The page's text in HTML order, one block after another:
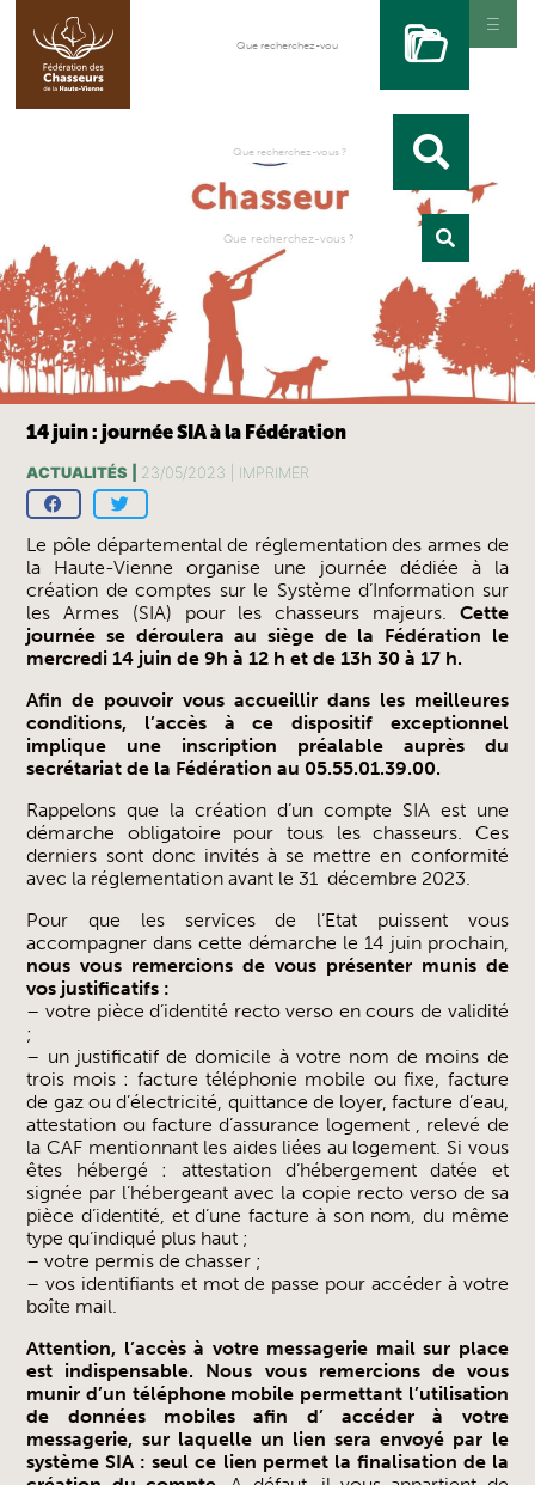
14 juin : journée SIA à la Fédération
ACTUALITÉS | 23/05/2023 | IMPRIMER
Le pôle départemental de réglementation des armes de
la Haute-Vienne organise une journée dédiée à la
création de comptes sur le Système d’Information sur
les Armes (SIA) pour les chasseurs majeurs. Cette
journée se déroulera au siège de la Fédération le
mercredi 14 juin de 9h à 12 h et de 13h 30 à 17 h.
Afin de pouvoir vous accueillir dans les meilleures
conditions, l’accès à ce dispositif exceptionnel
implique une inscription préalable auprès du
secrétariat de la Fédération au 05.55.01.39.00.
Rappelons que la création d’un compte SIA est une
démarche obligatoire pour tous les chasseurs. Ces
derniers sont donc invités à se mettre en conformité
avec la réglementation avant le 31 décembre 2023.
Pour que les services de l’Etat puissent vous
accompagner dans cette démarche le 14 juin prochain,
nous vous remercions de vous présenter munis de
vos justificatifs :
– votre pièce d’identité recto verso en cours de validité
;
– un justificatif de domicile à votre nom de moins de
trois mois : facture téléphonie mobile ou fixe, facture
de gaz ou d’électricité, quittance de loyer, facture d’eau,
attestation ou facture d’assurance logement , relevé de
la CAF mentionnant les aides liées au logement. Si vous
êtes hébergé : attestation d’hébergement datée et
signée par l’hébergeant avec la copie recto verso de sa
pièce d’identité, et d’une facture à son nom, du même
type qu’indiqué plus haut ;
– votre permis de chasser ;
– vos identifiants et mot de passe pour accéder à votre
boîte mail.
Attention, l’accès à votre messagerie mail sur place
est indispensable. Nous vous remercions de vous
munir d’un téléphone mobile permettant l’utilisation
de données mobiles afin d’ accéder à votre
messagerie, sur laquelle un lien sera envoyé par le
système SIA : seul ce lien permet la finalisation de la